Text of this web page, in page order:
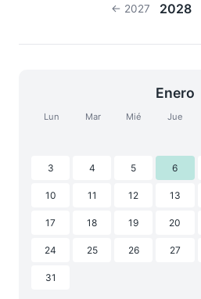
← 2027 2028
Enero
Lun Mar Mié Jue
3 4 5 6
10 11 12 13
17 18 19 20
24 25 26 27
31